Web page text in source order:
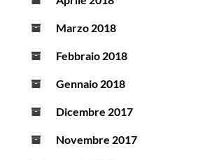
Marzo 2018
Febbraio 2018
Gennaio 2018
Dicembre 2017
Novembre 2017